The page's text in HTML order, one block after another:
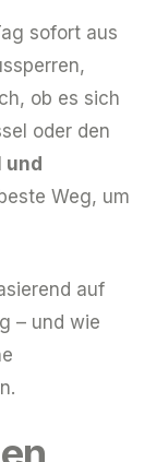
sofort aus
ob es sich
oder den
und
Weg, um
auf
– und wie